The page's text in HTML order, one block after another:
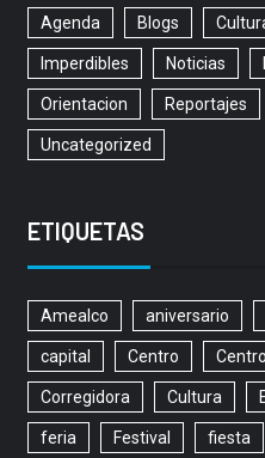
Agenda Blogs
Imperdibles Noticias
Orientacion Reportajes
Uncategorized
ETIQUETAS
Amealco aniversario
capital Centro
Corregidora Cultura
feria Festival fiesta